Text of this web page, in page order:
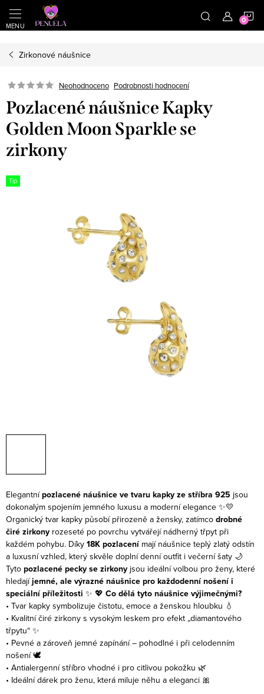
https://cz.pinterest.com/shoppenuela/
Přejít na obsah
Zirkonové náušnice
Neohodnoceno Podrobnosti hodnocení
Pozlacené náušnice Kapky
Golden Moon Sparkle se
zirkony
Tip
Elegantnípozlacené náušnice ve tvaru kapky ze stříbra 925 jsou
dokonalým spojením jemného luxusu a moderní elegance ✨💛
Organický tvar kapky působí přirozeně a žensky, zatímco drobné
čiré zirkony rozeseté po povrchu vytvářejí nádherný třpyt při
každém pohybu. Díky 18K pozlacenímají náušnice teplý zlatý odstín
a luxusní vzhled, který skvěle doplní denní outfit i večerní šaty 🌙
Tyto pozlacené pecky se zirkony jsou ideální volbou pro ženy, které
hledajíjemné, ale výrazné náušnice pro každodenní nošení i
speciální příležitosti ✨ 💖 Co dělá tyto náušnice výjimečnými?
• Tvar kapky symbolizuje čistotu, emoce a ženskou hloubku 💧
• Kvalitní čiré zirkony s vysokým leskem pro efekt „diamantového
třpytu“ ✨
• Pevné a zároveň jemné zapínání – pohodlné i při celodenním
nošení 🕊️
• Antialergenní stříbro vhodné i pro citlivou pokožku 🌿
• Ideální dárek pro ženu, která miluje něhu a eleganci 🎀